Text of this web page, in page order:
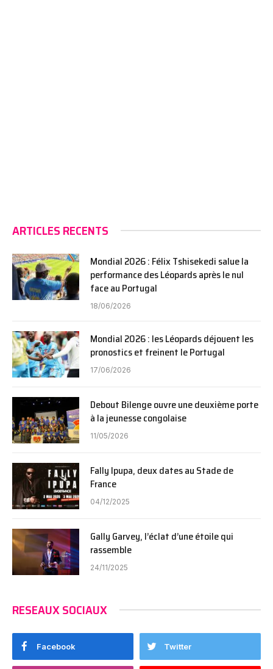
ARTICLES RECENTS
Mondial 2026 : Félix Tshisekedi salue la
performance des Léopards après le nul
face au Portugal
18/06/2026
Mondial 2026 : les Léopards déjouent les
pronostics et freinent le Portugal
17/06/2026
Debout Bilenge ouvre une deuxième porte
à la jeunesse congolaise
11/05/2026
Fally Ipupa, deux dates au Stade de
France
04/12/2025
Gally Garvey, l’éclat d’une étoile qui
rassemble
24/11/2025
RESEAUX SOCIAUX
Facebook Twitter